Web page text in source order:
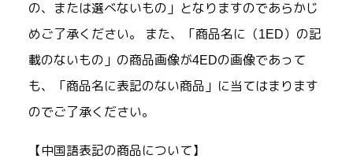
の、または選べないもの」となりますのであらかじ
めご了承ください。 また、「商品名に（1ED）の記
載のないもの」の商品画像が4EDの画像であって
も、「商品名に表記のない商品」に当てはまります
のでご了承ください。
【中国語表記の商品について】